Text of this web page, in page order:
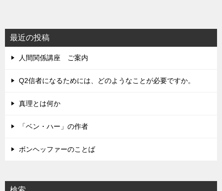
ビ
ゲ
ー
シ
最近の投稿
人間関係講座 ご案内
Q2信者になるためには、どのようなことが必要ですか。
真理とは何か
「ベン・ハー」の作者
ボンヘッファーのことば